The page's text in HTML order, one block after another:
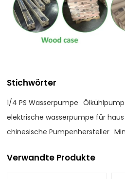
Stichwörter
1/4 PS Wasserpumpe
elektrische wasserpumpe für haus
chinesische Pumpenhersteller
Verwandte Produkte